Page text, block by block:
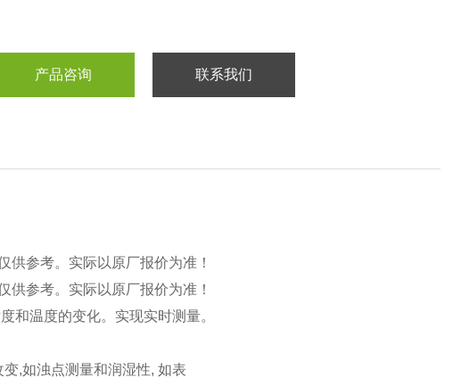
产品咨询 联系我们
供参考。实际以原厂报价为准！
供参考。实际以原厂报价为准！
和温度的变化。实现实时测量。
,如浊点测量和润湿性, 如表